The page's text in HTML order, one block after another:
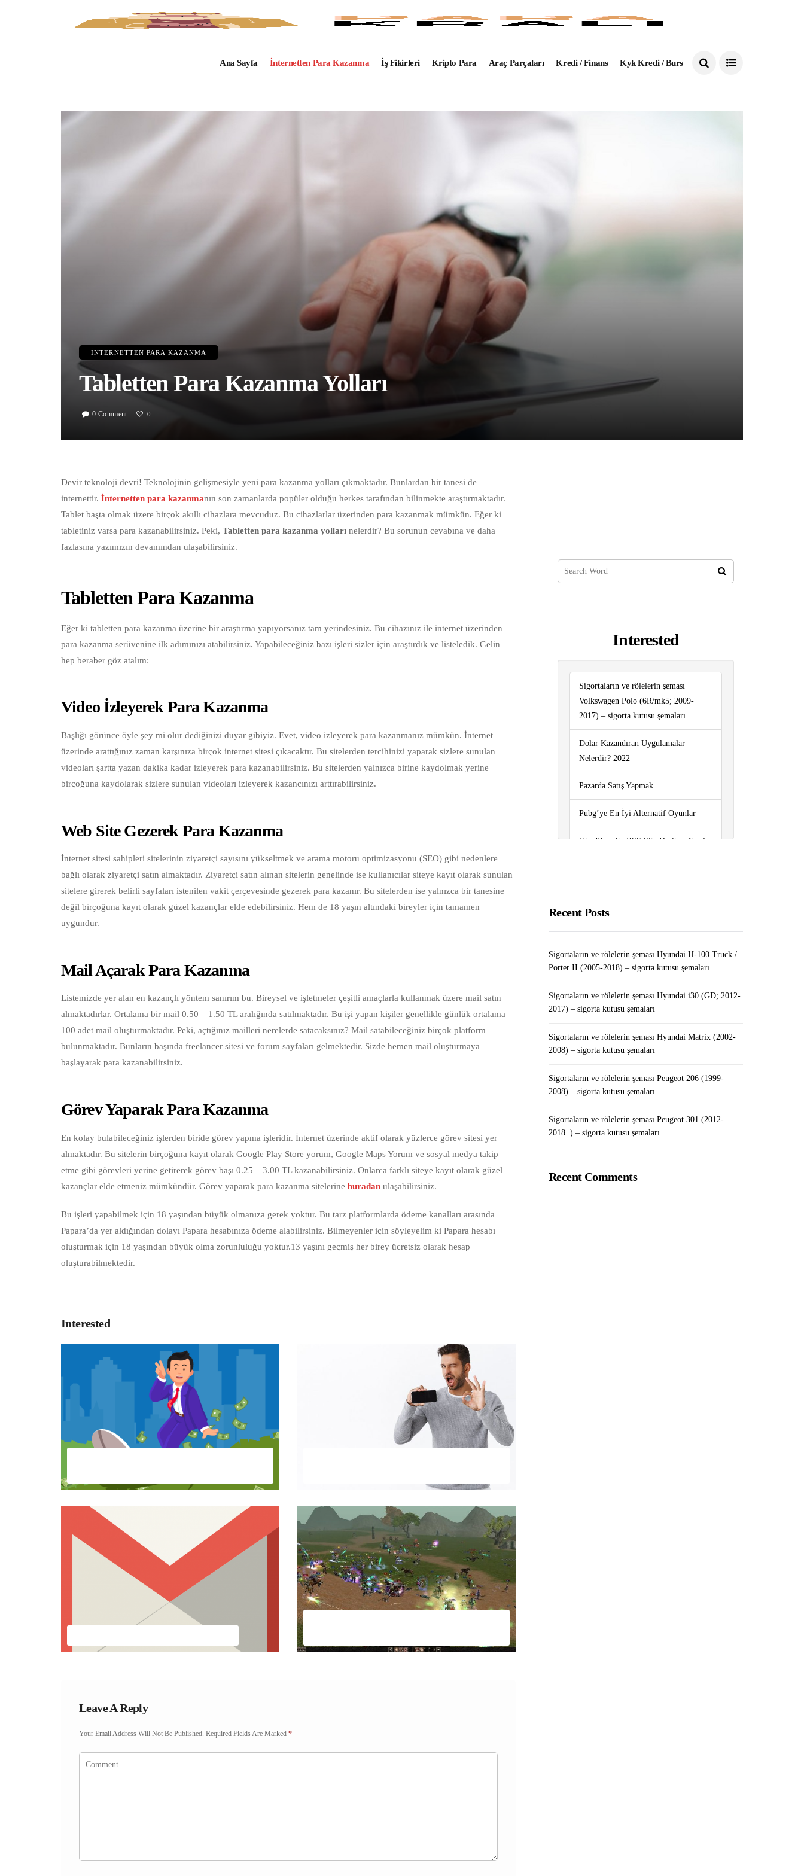
Ana Sayfa İnternetten Para Kazanma İş Fikirleri Kripto Para Araç Parçaları Kredi / Finans Kyk Kredi / Burs
İNTERNETTEN PARA KAZANMA
Tabletten Para Kazanma Yolları
0 Comment 0
Devir teknoloji devri! Teknolojinin gelişmesiyle yeni para kazanma yolları çıkmaktadır. Bunlardan bir tanesi de
internettir. İnternetten para kazanmanın son zamanlarda popüler olduğu herkes tarafından bilinmekte araştırmaktadır.
Tablet başta olmak üzere birçok akıllı cihazlara mevcuduz. Bu cihazlarlar üzerinden para kazanmak mümkün. Eğer ki
tabletiniz varsa para kazanabilirsiniz. Peki, Tabletten para kazanma yolları nelerdir? Bu sorunun cevabına ve daha
fazlasına yazımızın devamından ulaşabilirsiniz.
Tabletten Para Kazanma
Eğer ki tabletten para kazanma üzerine bir araştırma yapıyorsanız tam yerindesiniz. Bu cihazınız ile internet üzerinden
para kazanma serüvenine ilk adımınızı atabilirsiniz. Yapabileceğiniz bazı işleri sizler için araştırdık ve listeledik. Gelin
hep beraber göz atalım:
Video İzleyerek Para Kazanma
Başlığı görünce öyle şey mi olur dediğinizi duyar gibiyiz. Evet, video izleyerek para kazanmanız mümkün. İnternet
üzerinde arattığınız zaman karşınıza birçok internet sitesi çıkacaktır. Bu sitelerden tercihinizi yaparak sizlere sunulan
videoları şartta yazan dakika kadar izleyerek para kazanabilirsiniz. Bu sitelerden yalnızca birine kaydolmak yerine
birçoğuna kaydolarak sizlere sunulan videoları izleyerek kazancınızı arttırabilirsiniz.
Web Site Gezerek Para Kazanma
İnternet sitesi sahipleri sitelerinin ziyaretçi sayısını yükseltmek ve arama motoru optimizasyonu (SEO) gibi nedenlere
bağlı olarak ziyaretçi satın almaktadır. Ziyaretçi satın alınan sitelerin genelinde ise kullanıcılar siteye kayıt olarak sunulan
sitelere girerek belirli sayfaları istenilen vakit çerçevesinde gezerek para kazanır. Bu sitelerden ise yalnızca bir tanesine
değil birçoğuna kayıt olarak güzel kazançlar elde edebilirsiniz. Hem de 18 yaşın altındaki bireyler için tamamen
uygundur.
Mail Açarak Para Kazanma
Listemizde yer alan en kazançlı yöntem sanırım bu. Bireysel ve işletmeler çeşitli amaçlarla kullanmak üzere mail satın
almaktadırlar. Ortalama bir mail 0.50 – 1.50 TL aralığında satılmaktadır. Bu işi yapan kişiler genellikle günlük ortalama
100 adet mail oluşturmaktadır. Peki, açtığınız mailleri nerelerde satacaksınız? Mail satabileceğiniz birçok platform
bulunmaktadır. Bunların başında freelancer sitesi ve forum sayfaları gelmektedir. Sizde hemen mail oluşturmaya
başlayarak para kazanabilirsiniz.
Görev Yaparak Para Kazanma
En kolay bulabileceğiniz işlerden biride görev yapma işleridir. İnternet üzerinde aktif olarak yüzlerce görev sitesi yer
almaktadır. Bu sitelerin birçoğuna kayıt olarak Google Play Store yorum, Google Maps Yorum ve sosyal medya takip
etme gibi görevleri yerine getirerek görev başı 0.25 – 3.00 TL kazanabilirsiniz. Onlarca farklı siteye kayıt olarak güzel
kazançlar elde etmeniz mümkündür. Görev yaparak para kazanma sitelerine buradan ulaşabilirsiniz.
Bu işleri yapabilmek için 18 yaşından büyük olmanıza gerek yoktur. Bu tarz platformlarda ödeme kanalları arasında
Papara’da yer aldığından dolayı Papara hesabınıza ödeme alabilirsiniz. Bilmeyenler için söyleyelim ki Papara hesabı
oluşturmak için 18 yaşından büyük olma zorunluluğu yoktur.13 yaşını geçmiş her birey ücretsiz olarak hesap
oluşturabilmektedir.
Interested
Leave A Reply
Your Email Address Will Not Be Published. Required Fields Are Marked *
Interested
Sigortaların ve rölelerin şeması
Volkswagen Polo (6R/mk5; 2009-
2017) – sigorta kutusu şemaları
Dolar Kazandıran Uygulamalar
Nelerdir? 2022
Pazarda Satış Yapmak
Pubg’ye En İyi Alternatif Oyunlar
WordPress’te RSS Site Haritası Nasıl
sigorta kutusu şemaları
Kerede Nasıl Silinir?￼￼
Recent Posts
Sigortaların ve rölelerin şeması Hyundai H-100 Truck /
Porter II (2005-2018) – sigorta kutusu şemaları
Sigortaların ve rölelerin şeması Hyundai i30 (GD; 2012-
2017) – sigorta kutusu şemaları
Sigortaların ve rölelerin şeması Hyundai Matrix (2002-
2008) – sigorta kutusu şemaları
Sigortaların ve rölelerin şeması Peugeot 206 (1999-
2008) – sigorta kutusu şemaları
Sigortaların ve rölelerin şeması Peugeot 301 (2012-
2018..) – sigorta kutusu şemaları
Recent Comments